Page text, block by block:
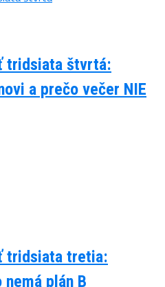
tridsiata štvrtá:
a prečo večer NIE
tridsiata tretia:
plán B